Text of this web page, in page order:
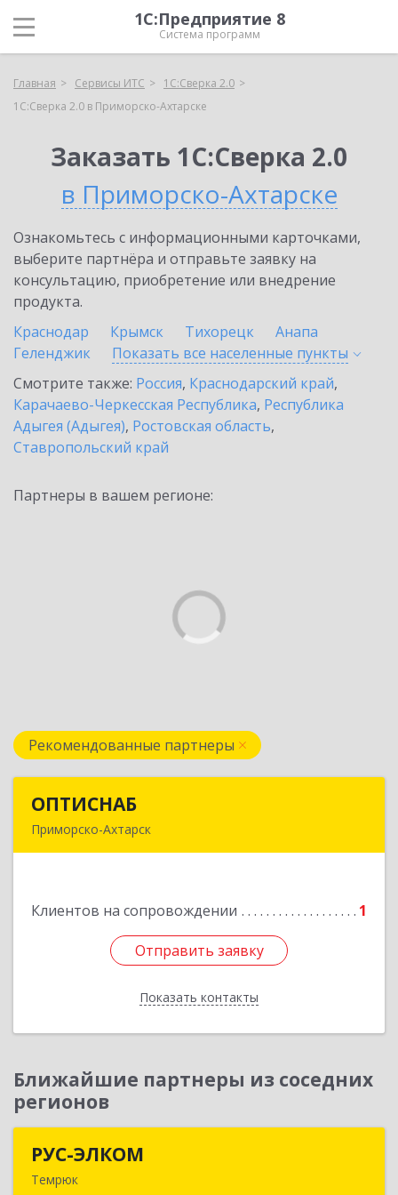
1С:Предприятие 8
Система программ
Главная Сервисы ИТС
1С:Сверка 2.0
1С:Сверка 2.0 в Приморско-Ахтарске
Заказать 1С:Сверка 2.0
в Приморско-Ахтарске
Ознакомьтесь с информационными карточками,
выберите партнёра и отправьте заявку на
консультацию, приобретение или внедрение
продукта.
Краснодар
Крымск Тихорецк
Анапа
Геленджик
Показать все населенные пункты
Смотрите также: Россия, Краснодарский край,
Карачаево-Черкесская Республика, Республика
Адыгея (Адыгея), Ростовская область,
Ставропольский край
Партнеры в вашем регионе:
Рекомендованные партнеры
ОПТИСНАБ
Приморско-Ахтарск
Клиентов на сопровождении 1
Отправить заявку
Показать контакты
Ближайшие партнеры из соседних
регионов
РУС-ЭЛКОМ
Темрюк